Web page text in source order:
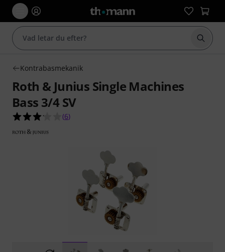
Börja
Kontrabasmekanik
Roth & Junius Single Machines
Bass 3/4 SV
3.2 av 5 stjärnor från 6 kundbetyg
(6)